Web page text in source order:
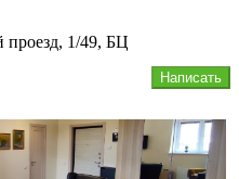
Написать
проезд, 1/49, БЦ